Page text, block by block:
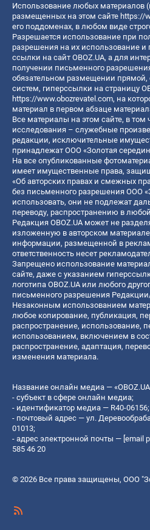
Использование любых материалов
размещенных на этом сайте https://
его поддоменах, в любом виде
Разрешается использование при
разрешения на их использование и
ссылки на сайт OBOZ.UA, а для
получении письменного
обязательном размещении прямой,
систем, гиперссылки на страницу
https://www.obozrevatel.com, на
материал в первом абзаце
Все материалы на этом сайте, в том
исследования – служебные
редакции, исключительные
принадлежат ООО «Золотая
На все опубликованные
имеет имущественные права,
«Об авторских правах и смежных
без письменного разрешения ООО
использовать, они не подлежат
переводу, распространению в
Редакция OBOZ.UA может не
изложенную в авторском
информации, размещенной в
ответственность несет
Запрещено использование
сайте, даже с указанием
логотипа OBOZ.UA или любого
письменного разрешения
Незаконным использованием
любое копирование, публикация,
распространение, использование,
использованием, включением в
распространение, адаптация,
изменения материала.
Название онлайн медиа —
- субъект в сфере онлайн медиа;
- идентификатор медиа — R40-06156;
- почтовый адрес — ул.
01013;
- адрес электронной почты — [email
585 46 20
© 2026 Все права защищены, ООО